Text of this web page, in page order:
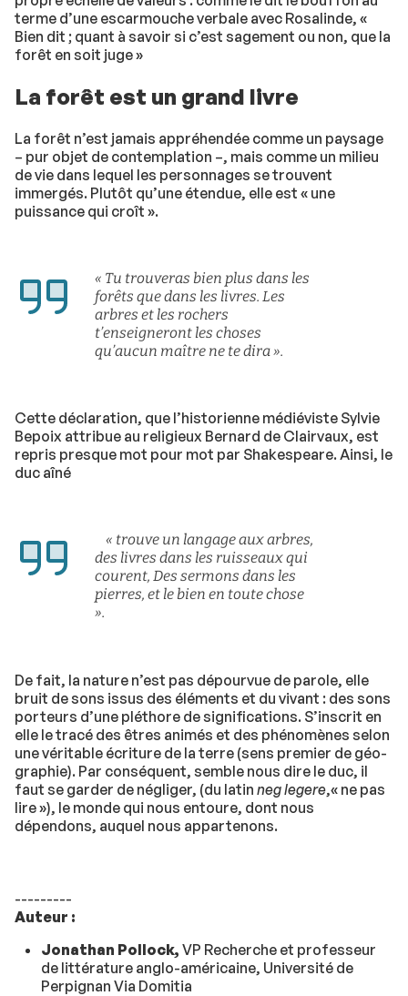
terme d’une escarmouche verbale avec Rosalinde, «
Bien dit ; quant à savoir si c’est sagement ou non, que la
forêt en soit juge »
La forêt est un grand livre
La forêt n’est jamais appréhendée comme un paysage
– pur objet de contemplation –, mais comme un milieu
de vie dans lequel les personnages se trouvent
immergés. Plutôt qu’une étendue, elle est « une
puissance qui croît ».
« Tu trouveras bien plus dans les
forêts que dans les livres. Les
arbres et les rochers
t’enseigneront les choses
qu’aucun maître ne te dira ».
Cette déclaration, que l’historienne médiéviste Sylvie
Bepoix attribue au religieux Bernard de Clairvaux, est
repris presque mot pour mot par Shakespeare. Ainsi, le
duc aîné
« trouve un langage aux arbres,
des livres dans les ruisseaux qui
courent, Des sermons dans les
pierres, et le bien en toute chose
».
De fait, la nature n’est pas dépourvue de parole, elle
bruit de sons issus des éléments et du vivant : des sons
porteurs d’une pléthore de significations. S’inscrit en
elle le tracé des êtres animés et des phénomènes selon
une véritable écriture de la terre (sens premier de géo-
graphie). Par conséquent, semble nous dire le duc, il
faut se garder de négliger, (du latin neg legere,« ne pas
lire »), le monde qui nous entoure, dont nous
dépendons, auquel nous appartenons.
---------
Auteur :
Jonathan Pollock, VP Recherche et professeur
de littérature anglo-américaine, Université de
Perpignan Via Domitia